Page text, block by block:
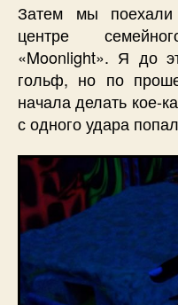
Затем мы
центре
«Moonlight». Я до
гольф, но по
начала делать кое-
с одного удара